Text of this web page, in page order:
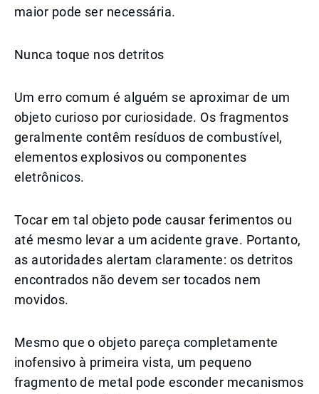
maior pode ser necessária.
Nunca toque nos detritos
Um erro comum é alguém se aproximar de um
objeto curioso por curiosidade. Os fragmentos
geralmente contêm resíduos de combustível,
elementos explosivos ou componentes
eletrônicos.
Tocar em tal objeto pode causar ferimentos ou
até mesmo levar a um acidente grave. Portanto,
as autoridades alertam claramente: os detritos
encontrados não devem ser tocados nem
movidos.
Mesmo que o objeto pareça completamente
inofensivo à primeira vista, um pequeno
fragmento de metal pode esconder mecanismos